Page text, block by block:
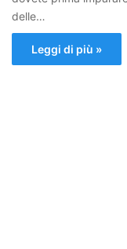
delle…
Leggi di più »